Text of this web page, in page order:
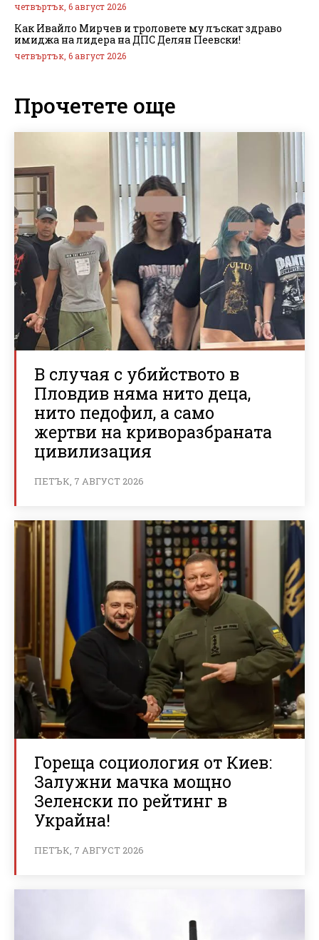
четвъртък, 6 август 2026
Как Ивайло Мирчев и троловете му лъскат здраво
имиджа на лидера на ДПС Делян Пеевски!
четвъртък, 6 август 2026
Прочетете още
В случая с убийството в
Пловдив няма нито деца,
нито педофил, а само
жертви на криворазбраната
цивилизация
ПЕТЪК, 7 АВГУСТ 2026
Гореща социология от Киев:
Залужни мачка мощно
Зеленски по рейтинг в
Украйна!
ПЕТЪК, 7 АВГУСТ 2026